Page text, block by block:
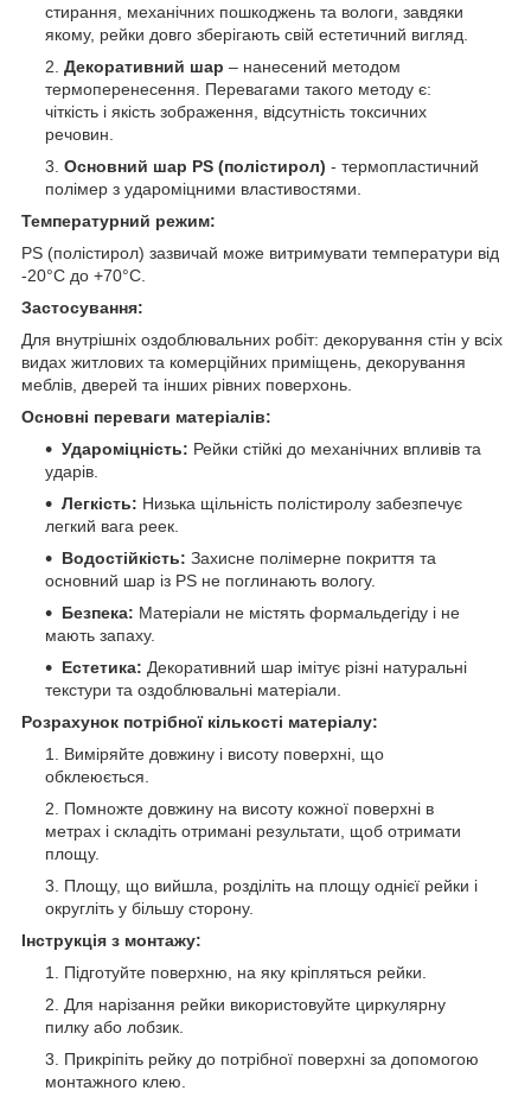
стирання, механічних пошкоджень та вологи, завдяки
якому, рейки довго зберігають свій естетичний вигляд.
Декоративний шар – нанесений методом
термоперенесення. Перевагами такого методу є:
чіткість і якість зображення, відсутність токсичних
речовин.
Основний шар PS (полістирол) - термопластичний
полімер з удароміцними властивостями.
Температурний режим:
PS (полістирол) зазвичай може витримувати температури від
-20°C до +70°C.
Застосування:
Для внутрішніх оздоблювальних робіт: декорування стін у всіх
видах житлових та комерційних приміщень, декорування
меблів, дверей та інших рівних поверхонь.
Основні переваги матеріалів:
Удароміцність: Рейки стійкі до механічних впливів та
ударів.
Легкість: Низька щільність полістиролу забезпечує
легкий вага реек.
Водостійкість: Захисне полімерне покриття та
основний шар із PS не поглинають вологу.
Безпека: Матеріали не містять формальдегіду і не
мають запаху.
Естетика: Декоративний шар імітує різні натуральні
текстури та оздоблювальні матеріали.
Розрахунок потрібної кількості матеріалу:
Виміряйте довжину і висоту поверхні, що
обклеюється.
Помножте довжину на висоту кожної поверхні в
метрах і складіть отримані результати, щоб отримати
площу.
Площу, що вийшла, розділіть на площу однієї рейки і
округліть у більшу сторону.
Інструкція з монтажу:
Підготуйте поверхню, на яку кріпляться рейки.
Для нарізання рейки використовуйте циркулярну
пилку або лобзик.
Прикріпіть рейку до потрібної поверхні за допомогою
монтажного клею.